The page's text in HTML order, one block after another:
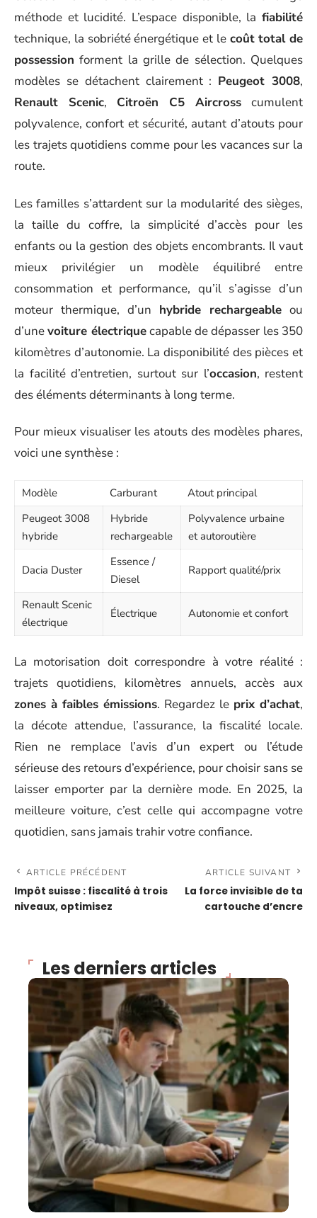
méthode et lucidité. L’espace disponible, la fiabilité
technique, la sobriété énergétique et le coût total de
possession forment la grille de sélection. Quelques
modèles se détachent clairement : Peugeot 3008,
Renault Scenic, Citroën C5 Aircross cumulent
polyvalence, confort et sécurité, autant d’atouts pour
les trajets quotidiens comme pour les vacances sur la
route.
Les familles s’attardent sur la modularité des sièges,
la taille du coffre, la simplicité d’accès pour les
enfants ou la gestion des objets encombrants. Il vaut
mieux privilégier un modèle équilibré entre
consommation et performance, qu’il s’agisse d’un
moteur thermique, d’un hybride rechargeable ou
d’unevoiture électriquecapable de dépasser les 350
kilomètres d’autonomie. La disponibilité des pièces et
la facilité d’entretien, surtout sur l’occasion, restent
des éléments déterminants à long terme.
Pour mieux visualiser les atouts des modèles phares,
voici une synthèse :
Modèle Carburant
Atout principal
Peugeot 3008
hybride
Hybride
rechargeable
Polyvalence urbaine
et autoroutière
Dacia Duster
Essence /
Diesel
Rapport qualité/prix
Renault Scenic
électrique
Électrique Autonomie et confort
La motorisation doit correspondre à votre réalité :
trajets quotidiens, kilomètres annuels, accès aux
zones à faibles émissions. Regardez le prix d’achat,
la décote attendue, l’assurance, la fiscalité locale.
Rien ne remplace l’avis d’un expert ou l’étude
sérieuse des retours d’expérience, pour choisir sans se
laisser emporter par la dernière mode. En 2025, la
meilleure voiture, c’est celle qui accompagne votre
quotidien, sans jamais trahir votre confiance.
ARTICLE PRÉCÉDENT
Impôt suisse : fiscalité à trois
niveaux, optimisez
ARTICLE SUIVANT
La force invisible de ta
cartouche d’encre
Les derniers articles